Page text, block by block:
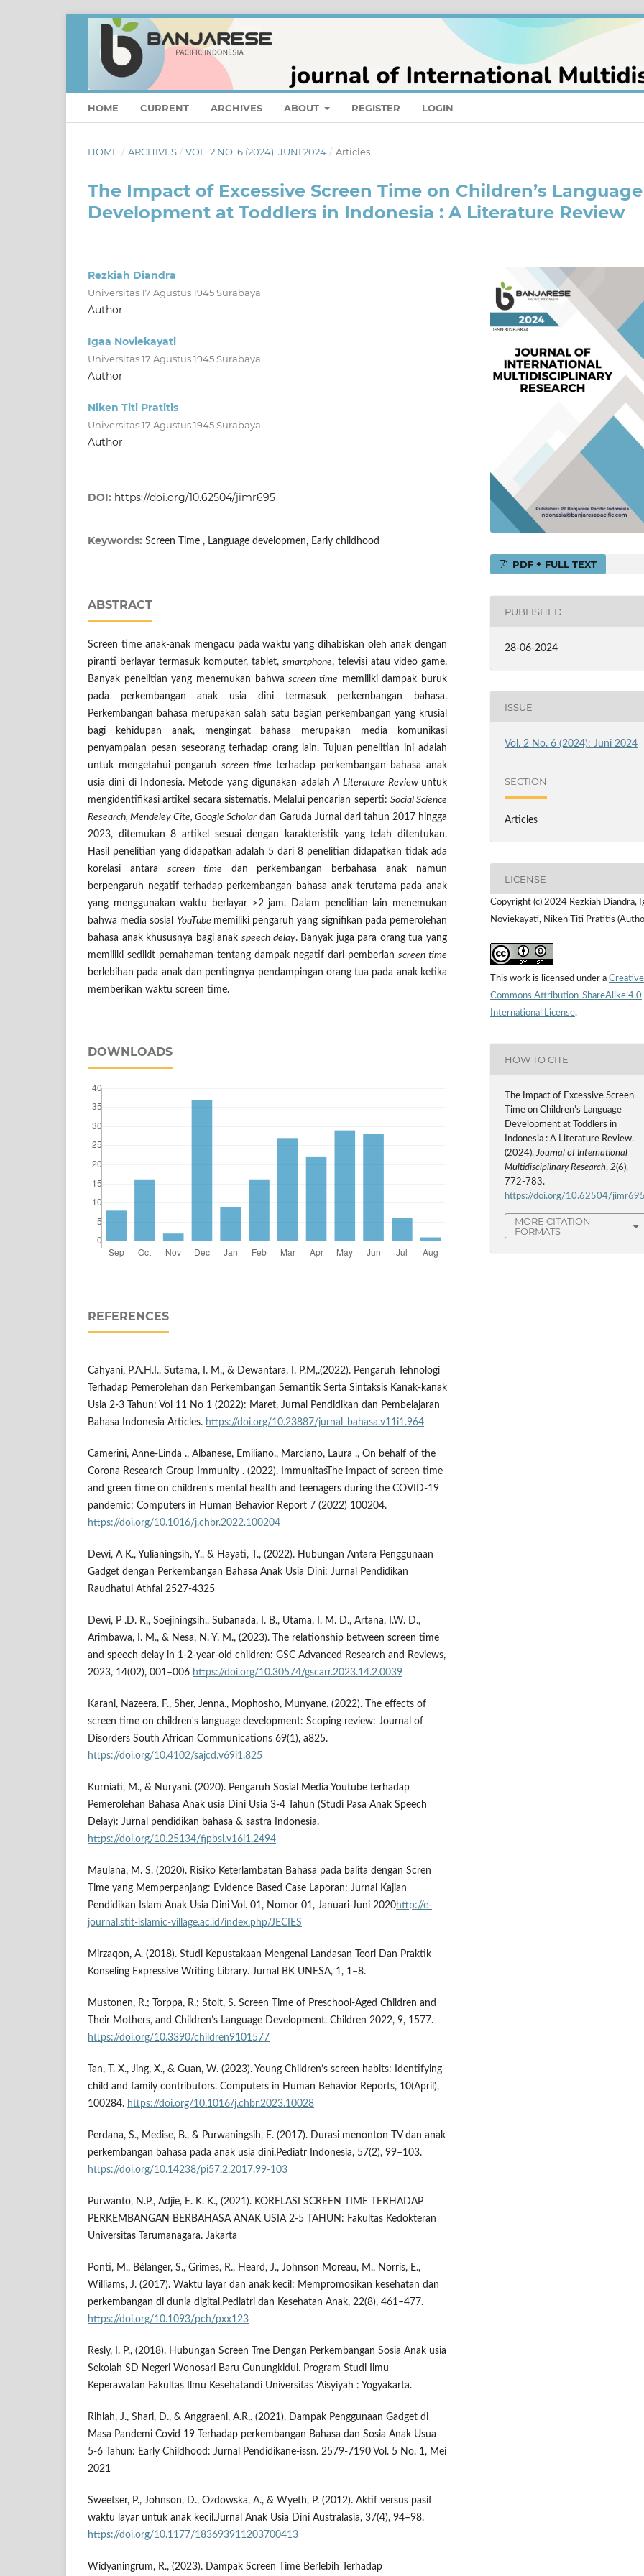
HOME CURRENT ARCHIVES ABOUT REGISTER LOGIN
HOME / ARCHIVES / VOL. 2 NO. 6 (2024): JUNI 2024 / Articles
The Impact of Excessive Screen Time on Children’s Language
Development at Toddlers in Indonesia : A Literature Review
Rezkiah Diandra
Universitas 17 Agustus 1945 Surabaya
Author
Igaa Noviekayati
Universitas 17 Agustus 1945 Surabaya
Author
Niken Titi Pratitis
Universitas 17 Agustus 1945 Surabaya
Author
DOI: https://doi.org/10.62504/jimr695
Keywords: Screen Time , Language developmen, Early childhood
ABSTRACT
Screen time anak-anak mengacu pada waktu yang dihabiskan oleh anak dengan
piranti berlayar termasuk komputer, tablet, smartphone, televisi atau video game.
Banyak penelitian yang menemukan bahwascreen time memiliki dampak buruk
pada perkembangan anak usia dini termasuk perkembangan bahasa.
Perkembangan bahasa merupakan salah satu bagian perkembangan yang krusial
bagi kehidupan anak, mengingat bahasa merupakan media komunikasi
penyampaian pesan seseorang terhadap orang lain. Tujuan penelitian ini adalah
untuk mengetahui pengaruh screen time terhadap perkembangan bahasa anak
usia dini di Indonesia. Metode yang digunakan adalah A Literature Review untuk
mengidentifikasi artikel secara sistematis. Melalui pencarian seperti: Social Science
Research, Mendeley Cite, Google Scholar dan Garuda Jurnal dari tahun 2017 hingga
2023, ditemukan 8 artikel sesuai dengan karakteristik yang telah ditentukan.
Hasil penelitian yang didapatkan adalah 5 dari 8 penelitian didapatkan tidak ada
korelasi antara screen time dan perkembangan berbahasa anak namun
berpengaruh negatif terhadap perkembangan bahasa anak terutama pada anak
yang menggunakan waktu berlayar >2 jam. Dalam penelitian lain menemukan
bahwa media sosial YouTube memiliki pengaruh yang signifikan pada pemerolehan
bahasa anak khususnya bagi anak speech delay. Banyak juga para orang tua yang
memiliki sedikit pemahaman tentang dampak negatif dari pemberian screen time
berlebihan pada anak dan pentingnya pendampingan orang tua pada anak ketika
memberikan waktu screen time.
DOWNLOADS
REFERENCES
Cahyani, P.A.H.I., Sutama, I. M., & Dewantara, I. P.M,.(2022). Pengaruh Tehnologi
Terhadap Pemerolehan dan Perkembangan Semantik Serta Sintaksis Kanak-kanak
Usia 2-3 Tahun: Vol 11 No 1 (2022): Maret, Jurnal Pendidikan dan Pembelajaran
Bahasa Indonesia Articles. https://doi.org/10.23887/jurnal_bahasa.v11i1.964
Camerini, Anne-Linda ., Albanese, Emiliano., Marciano, Laura ., On behalf of the
Corona Research Group Immunity . (2022). ImmunitasThe impact of screen time
and green time on children's mental health and teenagers during the COVID-19
pandemic: Computers in Human Behavior Report 7 (2022) 100204.
https://doi.org/10.1016/j.chbr.2022.100204
Dewi, A K., Yulianingsih, Y., & Hayati, T., (2022). Hubungan Antara Penggunaan
Gadget dengan Perkembangan Bahasa Anak Usia Dini: Jurnal Pendidikan
Raudhatul Athfal 2527-4325
Dewi, P .D. R., Soejiningsih., Subanada, I. B., Utama, I. M. D., Artana, I.W. D.,
Arimbawa, I. M., & Nesa, N. Y. M., (2023). The relationship between screen time
and speech delay in 1-2-year-old children: GSC Advanced Research and Reviews,
2023, 14(02), 001–006 https://doi.org/10.30574/gscarr.2023.14.2.0039
Karani, Nazeera. F., Sher, Jenna., Mophosho, Munyane. (2022). The effects of
screen time on children's language development: Scoping review: Journal of
Disorders South African Communications 69(1), a825.
https://doi.org/10.4102/sajcd.v69i1.825
Kurniati, M., & Nuryani. (2020). Pengaruh Sosial Media Youtube terhadap
Pemerolehan Bahasa Anak usia Dini Usia 3-4 Tahun (Studi Pasa Anak Speech
Delay): Jurnal pendidikan bahasa & sastra Indonesia.
https://doi.org/10.25134/fjpbsi.v16i1.2494
Maulana, M. S. (2020). Risiko Keterlambatan Bahasa pada balita dengan Scren
Time yang Memperpanjang: Evidence Based Case Laporan: Jurnal Kajian
Pendidikan Islam Anak Usia Dini Vol. 01, Nomor 01, Januari-Juni 2020http://e-
journal.stit-islamic-village.ac.id/index.php/JECIES
Mirzaqon, A. (2018). Studi Kepustakaan Mengenai Landasan Teori Dan Praktik
Konseling Expressive Writing Library. Jurnal BK UNESA, 1, 1–8.
Mustonen, R.; Torppa, R.; Stolt, S. Screen Time of Preschool-Aged Children and
Their Mothers, and Children’s Language Development. Children 2022, 9, 1577.
https://doi.org/10.3390/children9101577
Tan, T. X., Jing, X., & Guan, W. (2023). Young Children’s screen habits: Identifying
child and family contributors. Computers in Human Behavior Reports, 10(April),
100284. https://doi.org/10.1016/j.chbr.2023.10028
Perdana, S., Medise, B., & Purwaningsih, E. (2017). Durasi menonton TV dan anak
perkembangan bahasa pada anak usia dini.Pediatr Indonesia, 57(2), 99–103.
https://doi.org/10.14238/pi57.2.2017.99-103
Purwanto, N.P., Adjie, E. K. K., (2021). KORELASI SCREEN TIME TERHADAP
PERKEMBANGAN BERBAHASA ANAK USIA 2-5 TAHUN: Fakultas Kedokteran
Universitas Tarumanagara. Jakarta
Ponti, M., Bélanger, S., Grimes, R., Heard, J., Johnson Moreau, M., Norris, E.,
Williams, J. (2017). Waktu layar dan anak kecil: Mempromosikan kesehatan dan
perkembangan di dunia digital.Pediatri dan Kesehatan Anak, 22(8), 461–477.
https://doi.org/10.1093/pch/pxx123
Resly, I. P., (2018). Hubungan Screen Tme Dengan Perkembangan Sosia Anak usia
Sekolah SD Negeri Wonosari Baru Gunungkidul. Program Studi Ilmu
Keperawatan Fakultas Ilmu Kesehatandi Universitas ‘Aisyiyah : Yogyakarta.
Rihlah, J., Shari, D., & Anggraeni, A.R,. (2021). Dampak Penggunaan Gadget di
Masa Pandemi Covid 19 Terhadap perkembangan Bahasa dan Sosia Anak Usua
5-6 Tahun: Early Childhood: Jurnal Pendidikane-issn. 2579-7190 Vol. 5 No. 1, Mei
2021
Sweetser, P., Johnson, D., Ozdowska, A., & Wyeth, P. (2012). Aktif versus pasif
waktu layar untuk anak kecil.Jurnal Anak Usia Dini Australasia, 37(4), 94–98.
https://doi.org/10.1177/183693911203700413
Widyaningrum, R., (2023). Dampak Screen Time Berlebih Terhadap
PDF + FULL TEXT
PUBLISHED
28-06-2024
ISSUE
Vol. 2 No. 6 (2024): Juni 2024
SECTION
Articles
LICENSE
Copyright (c) 2024 Rezkiah Diandra,
Noviekayati, Niken Titi Pratitis
This work is licensed under a Creative
Commons Attribution-ShareAlike 4.0
International License.
HOW TO CITE
The Impact of Excessive Screen
Time on Children’s Language
Development at Toddlers in
Indonesia : A Literature Review.
(2024).Journal of International
Multidisciplinary Research,2(6),
772-783.
https://doi.org/10.62504/jimr695
MORE CITATION
FORMATS